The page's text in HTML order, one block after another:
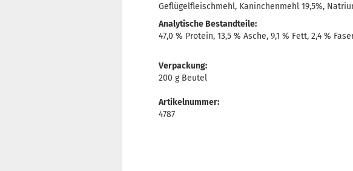
Geflügelfleischmehl, Kaninchenmehl 19,5%,
Analytische Bestandteile:
47,0 % Protein, 13,5 % Asche, 9,1 % Fett, 2,4 %
Verpackung:
200 g Beutel
Artikelnummer:
4787